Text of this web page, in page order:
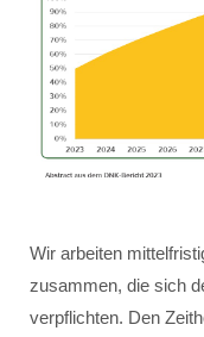
Wir arbeiten
zusammen, die sich
verpflichten. Den